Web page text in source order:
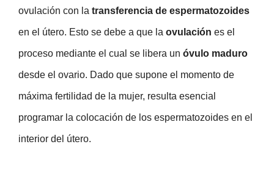
ovulación con la transferencia de espermatozoides
en el útero. Esto se debe a que la ovulación es el
proceso mediante el cual se libera un óvulo maduro
desde el ovario. Dado que supone el momento de
máxima fertilidad de la mujer, resulta esencial
programar la colocación de los espermatozoides en el
interior del útero.